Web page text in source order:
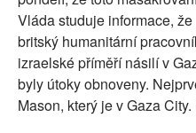
Vláda studuje informace,
britský humanitární
izraelské příměří násilí v
byly útoky obnoveny.
Mason, který je v Gaza